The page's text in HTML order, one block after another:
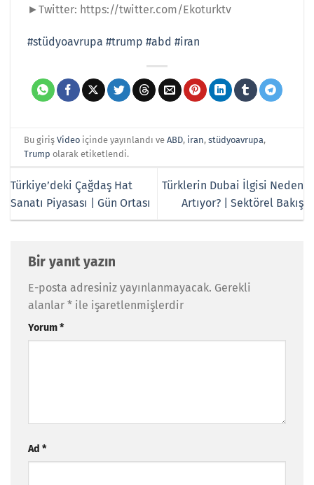
►Twitter: https://twitter.com/Ekoturktv
#stüdyoavrupa #trump #abd #iran
Bu girişVideo içinde yayınlandı veABD, iran,stüdyoavrupa,
Trump olarak etiketlendi.
Türkiye’deki Çağdaş Hat
Sanatı Piyasası | Gün Ortası
Türklerin Dubai İlgisi Neden
Artıyor? | Sektörel Bakış
Bir yanıt yazın
E-posta adresiniz yayınlanmayacak. Gerekli
alanlar * ile işaretlenmişlerdir
Yorum*
Ad *